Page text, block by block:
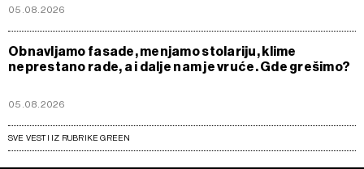
05.08.2026
Obnavljamo fasade, menjamo stolariju, klime
neprestano rade, a i dalje nam je vruće. Gde grešimo?
05.08.2026
SVE VESTI IZ RUBRIKE GREEN